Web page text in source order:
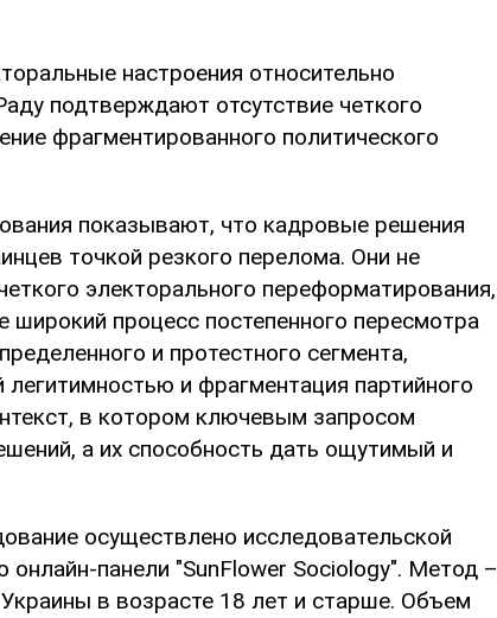
настроения относительно
подтверждают отсутствие четкого
фрагментированного политического
показывают, что кадровые решения
точкой резкого перелома. Они не
электорального переформатирования,
широкий процесс постепенного пересмотра
и протестного сегмента,
легитимностью и фрагментация партийного
в котором ключевым запросом
а их способность дать ощутимый и
осуществлено исследовательской
панели "SunFlower Sociology". Метод –
в возрасте 18 лет и старше. Объем